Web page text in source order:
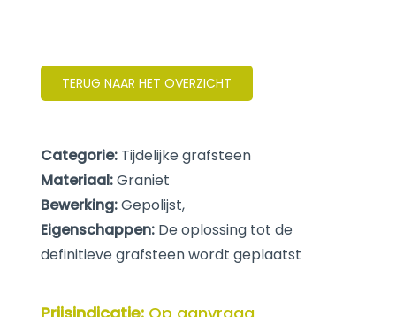
TERUG NAAR HET OVERZICHT
Categorie: Tijdelijke grafsteen
Materiaal:Graniet
Bewerking:Gepolijst,
Eigenschappen: De oplossing tot de
definitieve grafsteen wordt geplaatst